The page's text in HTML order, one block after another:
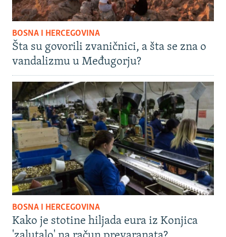
BOSNA I HERCEGOVINA
Šta su govorili zvaničnici, a šta se zna o
vandalizmu u Međugorju?
BOSNA I HERCEGOVINA
Kako je stotine hiljada eura iz Konjica